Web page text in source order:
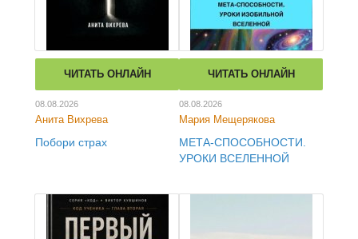
ЧИТАТЬ ОНЛАЙН
08.08.2026
Анита Вихрева
Побори страх
ЧИТАТЬ ОНЛАЙН
08.08.2026
Мария Мещерякова
МЕТА-СПОСОБНОСТИ.
УРОКИ ВСЕЛЕННОЙ